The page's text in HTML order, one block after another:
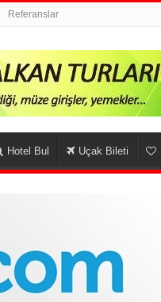
Referanslar
Hotel Bul Uçak Bileti